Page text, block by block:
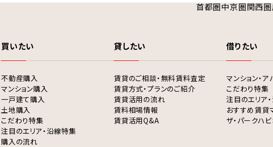
首都圏中京圏関西圏
買いたい
不動産購入
マンション購入
一戸建て購入
土地購入
こだわり特集
注目のエリア・沿線特集
購入の流れ
貸したい
賃貸のご相談・無料賃料査定
賃貸方式・プランのご紹介
賃貸活用の流れ
賃料相場情報
賃貸活用Q&A
借りたい
マンション・
こだわり特集
注目のエリア
おすすめ賃貸
ザ・パークハ